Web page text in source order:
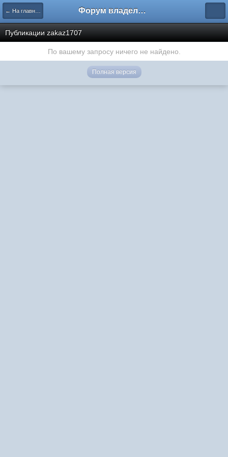
← На главную Форум владельцев интернет-магазинов
Публикации zakaz1707
По вашему запросу ничего не найдено.
Полная версия